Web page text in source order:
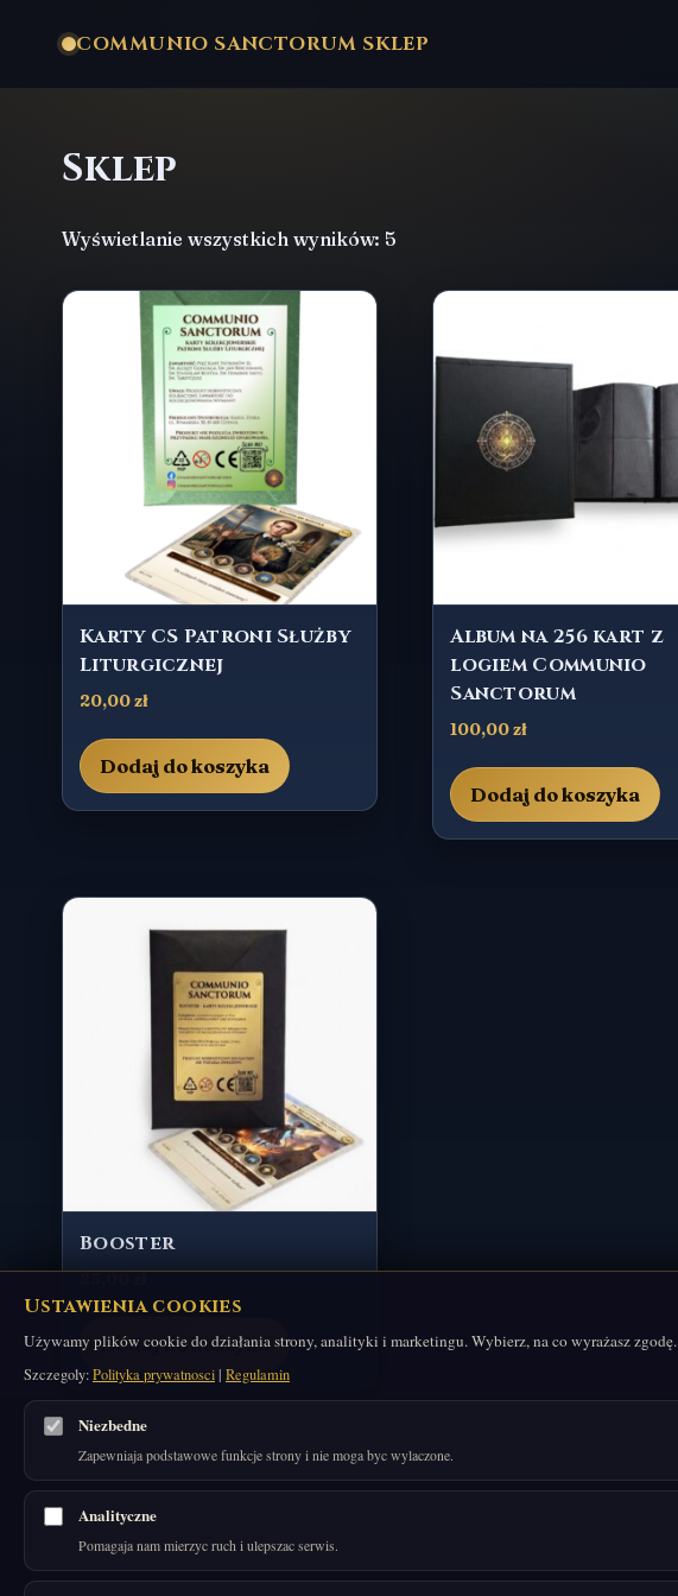
COMMUNIO SANCTORUM SKLEP
Sklep
Wyświetlanie wszystkich wyników: 5
najnowszych
Karty CS Patroni Służby
Liturgicznej
20,00zł
Dodaj do koszyka
Album na 256 kart z
logiem Communio
Sanctorum
100,00zł
Dodaj do koszyka
Booster
Dodaj do koszyka
Ustawienia cookies
Używamy plików cookie do działania strony, analityki i marketingu. Wybierz, na co wyrażasz zgodę.
Szczegoly:Polityka prywatnosci| Regulamin
Niezbedne
Zapewniaja podstawowe funkcje strony i nie moga byc wylaczone.
Analityczne
Pomagaja nam mierzyc ruch i ulepszac serwis.